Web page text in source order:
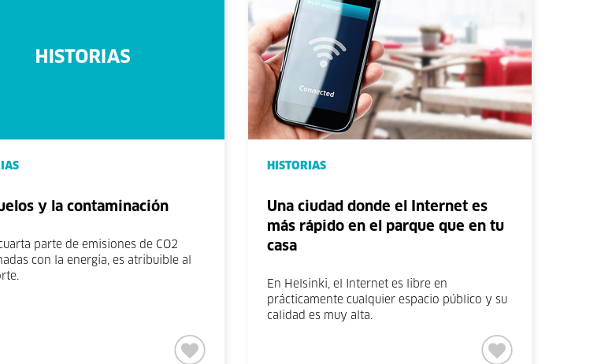
y la contaminación
parte de emisiones de CO2
con la energía, es atribuible al
HISTORIAS
Una ciudad donde el Internet es
más rápido en el parque que en tu
casa
En Helsinki, el Internet es libre en
prácticamente cualquier espacio público y su
calidad es muy alta.